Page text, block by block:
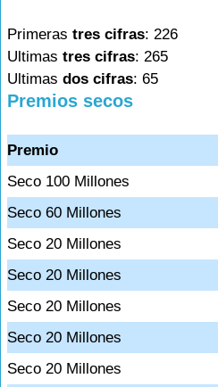
Primeras tres cifras: 226
Ultimas tres cifras: 265
Ultimas dos cifras: 65
Premios secos
Premio
Seco 100 Millones
Seco 60 Millones
Seco 20 Millones
Seco 20 Millones
Seco 20 Millones
Seco 20 Millones
Seco 20 Millones